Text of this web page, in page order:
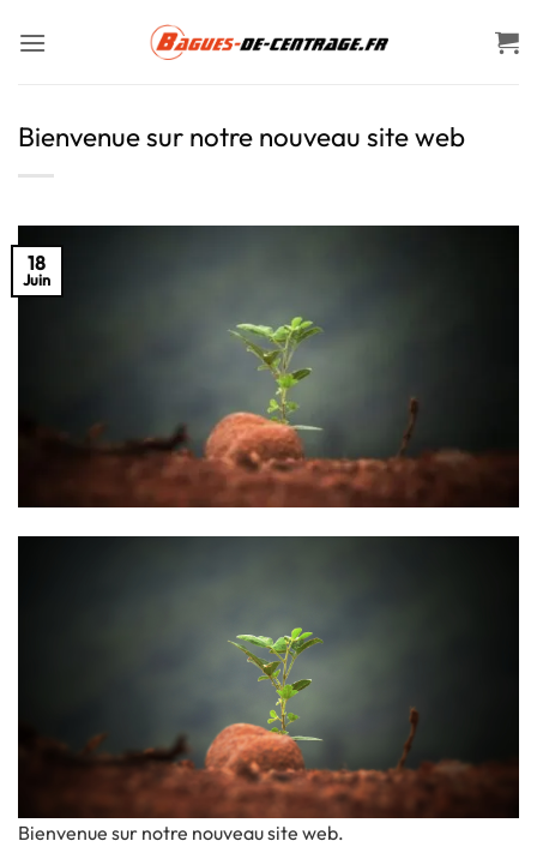
Bienvenue sur notre nouveau site web
18
Juin
Bienvenue sur notre nouveau site web.